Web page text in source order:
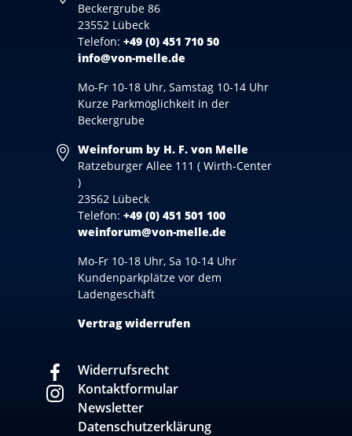
Beckergrube 86
23552 Lübeck
Telefon: +49 (0) 451 710 50
info@von-melle.de
Mo-Fr 10-18 Uhr, Samstag 10-14 Uhr
Kurze Parkmöglichkeit in der
Beckergrube
Weinforum by H. F. von Melle
Ratzeburger Allee 111 ( Wirth-Center
)
23562 Lübeck
Telefon: +49 (0) 451 501 100
weinforum@von-melle.de
Mo-Fr 10-18 Uhr, Sa 10-14 Uhr
Kundenparkplätze vor dem
Ladengeschäft
Vertrag widerrufen
Widerrufsrecht
Kontaktformular
Newsletter
Datenschutzerklärung